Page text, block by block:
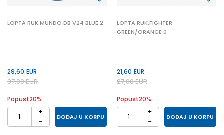
LOPTA RUK.MUNDO DB V24 BLUE 2
29,60 EUR
37,00EUR
Popust20%
DODAJ U KORPU
LOPTA RUK.FIGHTER
GREEN/ORANGE 0
21,60 EUR
27,00EUR
Popust20%
DODAJ U KORPU